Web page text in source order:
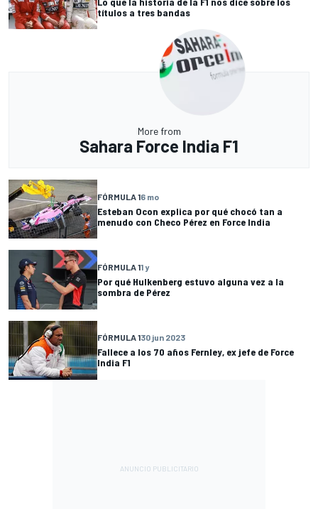
títulos a tres bandas
More from
Sahara Force India F1
FÓRMULA 16 mo
Esteban Ocon explica por qué chocó tan a
menudo con Checo Pérez en Force India
FÓRMULA 11 y
Por qué Hulkenberg estuvo alguna vez a la
sombra de Pérez
FÓRMULA 130 jun 2023
Fallece a los 70 años Fernley, ex jefe de Force
India F1